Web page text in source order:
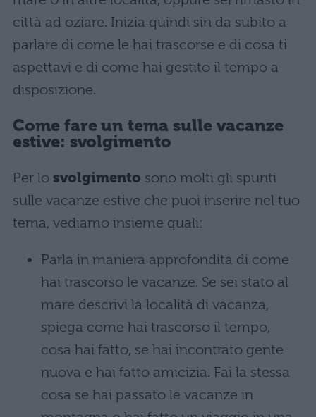
città ad oziare. Inizia quindi sin da subito a
parlare di come le hai trascorse e di cosa ti
aspettavi e di come hai gestito il tempo a
disposizione.
Come fare un tema sulle vacanze
estive: svolgimento
Per lo svolgimento sono molti gli spunti
sulle vacanze estive che puoi inserire nel tuo
tema, vediamo insieme quali:
Parla in maniera approfondita di come
hai trascorso le vacanze. Se sei stato al
mare descrivi la località di vacanza,
spiega come hai trascorso il tempo,
cosa hai fatto, se hai incontrato gente
nuova e hai fatto amicizia. Fai la stessa
cosa se hai passato le vacanze in